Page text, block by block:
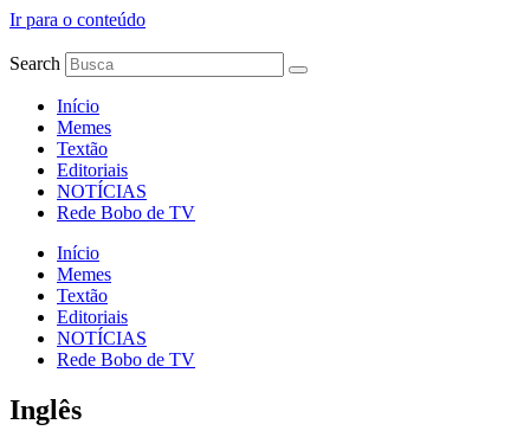
Ir para o conteúdo
Search
Início
Memes
Textão
Editoriais
NOTÍCIAS
Rede Bobo de TV
Início
Memes
Textão
Editoriais
NOTÍCIAS
Rede Bobo de TV
Inglês